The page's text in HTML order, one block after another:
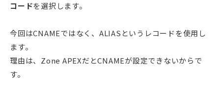
コードを選択します。
今回はCNAMEではなく、ALIASというレコードを使用し
ます。
理由は、Zone APEXだとCNAMEが設定できないからで
す。